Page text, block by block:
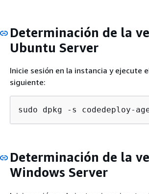
Determinación de la
Ubuntu Server
Inicie sesión en la instancia y ejecute
siguiente:
sudo dpkg -s codedeploy-
Determinación de la
Windows Server